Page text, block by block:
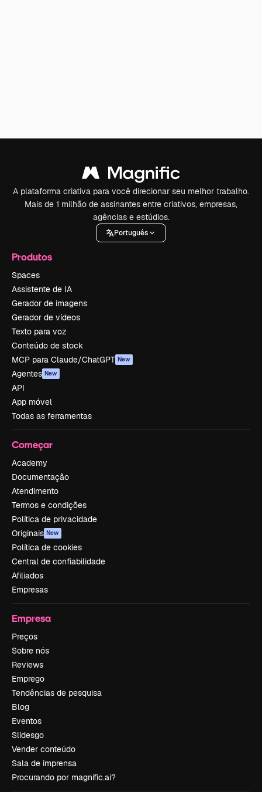
A plataforma criativa para você direcionar seu melhor trabalho.
Mais de 1 milhão de assinantes entre criativos, empresas,
agências e estúdios.
Português
Produtos
Spaces
Assistente de IA
Gerador de imagens
Gerador de vídeos
Texto para voz
Conteúdo de stock
MCP para Claude/ChatGPT New
Agentes New
API
App móvel
Todas as ferramentas
Começar
Academy
Documentação
Atendimento
Termos e condições
Política de privacidade
Originais New
Política de cookies
Central de confiabilidade
Afiliados
Empresas
Empresa
Preços
Sobre nós
Reviews
Emprego
Tendências de pesquisa
Blog
Eventos
Slidesgo
Vender conteúdo
Sala de imprensa
Procurando por magnific.ai?